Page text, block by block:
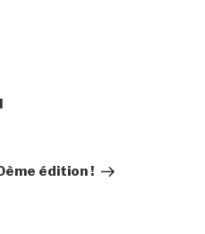
édition !